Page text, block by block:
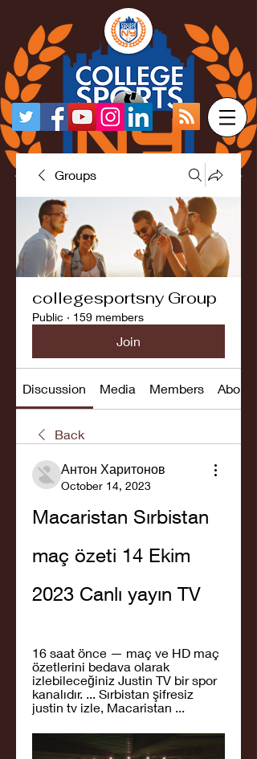
Groups
collegesportsny Group
Public · 159 members
Join
Discussion Media Members About
Back
Антон Харитонов
October 14, 2023
Macaristan Sırbistan
maç özeti 14 Ekim
2023 Canlı yayın TV
16 saat önce — maç ve HD maç
özetlerini bedava olarak
izlebileceğiniz Justin TV bir spor
kanalıdır. ... Sırbistan şifresiz
justin tv izle, Macaristan ...